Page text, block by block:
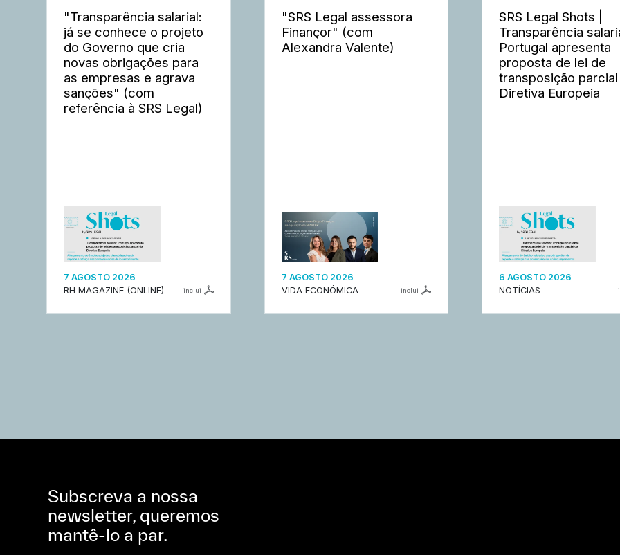
"Transparência salarial:
já se conhece o projeto
do Governo que cria
novas obrigações para
as empresas e agrava
sanções" (com
referência à SRS Legal)
7 AGOSTO 2026
RH MAGAZINE (ONLINE)
inclui
"SRS Legal assessora
Finançor" (com
Alexandra Valente)
7 AGOSTO 2026
VIDA ECONÓMICA
inclui
SRS Legal Shots |
Transparência
Portugal apresenta
proposta de lei de
transposição
Diretiva Europeia
6 AGOSTO 2026
NOTÍCIAS
Subscreva a nossa
newsletter, queremos
mantê-lo a par.